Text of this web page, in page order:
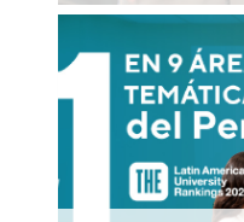
La PUCP es la
en 9
ranking
By
Subject 2025,
Negocios y
,
Artes y